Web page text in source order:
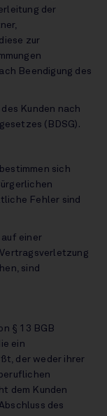
der
zur
Beendigung des
Kunden nach
(BDSG).
sich
Fehler sind
einer
sind
§ 13 BGB
ein
der weder ihrer
dem Kunden
des